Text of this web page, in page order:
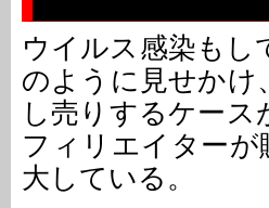
ウイルス感染もし
のように見せかけ
し売りするケー
フィリエイターが
大している。